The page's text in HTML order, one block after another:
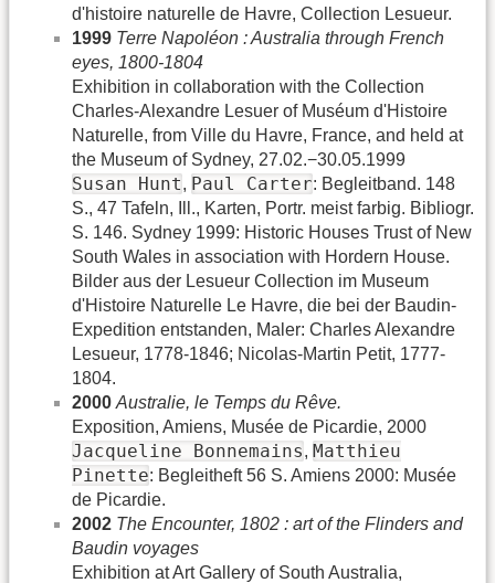
d'histoire naturelle de Havre, Collection Lesueur.
1999 Terre Napoléon : Australia through French
eyes, 1800-1804
Exhibition in collaboration with the Collection
Charles-Alexandre Lesuer of Muséum d'Histoire
Naturelle, from Ville du Havre, France, and held at
the Museum of Sydney, 27.02.−30.05.1999
Susan Hunt, Paul Carter: Begleitband. 148
S., 47 Tafeln, Ill., Karten, Portr. meist farbig. Bibliogr.
S. 146. Sydney 1999: Historic Houses Trust of New
South Wales in association with Hordern House.
Bilder aus der Lesueur Collection im Museum
d'Histoire Naturelle Le Havre, die bei der Baudin-
Expedition entstanden, Maler: Charles Alexandre
Lesueur, 1778-1846; Nicolas-Martin Petit, 1777-
1804.
2000 Australie, le Temps du Rêve.
Exposition, Amiens, Musée de Picardie, 2000
Jacqueline Bonnemains, Matthieu
Pinette: Begleitheft 56 S. Amiens 2000: Musée
de Picardie.
2002 The Encounter, 1802 : art of the Flinders and
Baudin voyages
Exhibition at Art Gallery of South Australia,